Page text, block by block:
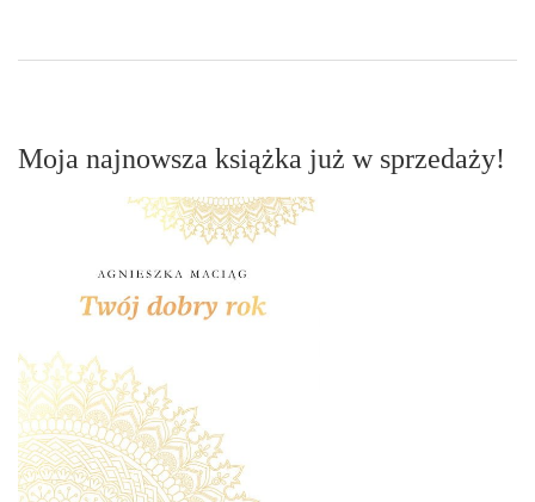
Moja najnowsza książka już w sprzedaży!